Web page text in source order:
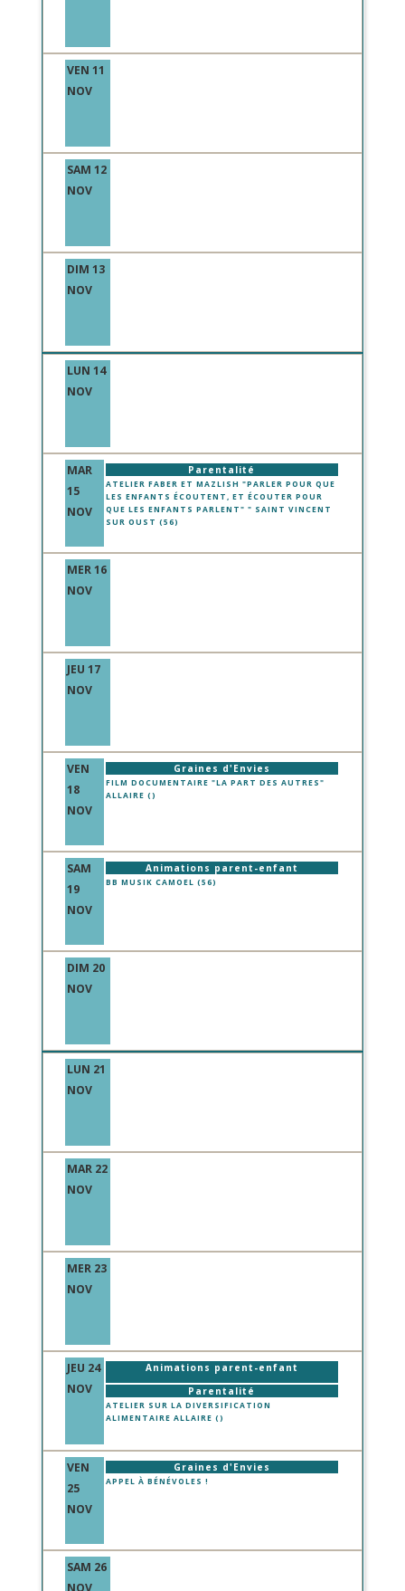
VEN 11
NOV
SAM 12
NOV
DIM 13
NOV
LUN 14
NOV
MAR
15
NOV
Parentalité
ATELIER FABER ET MAZLISH "PARLER POUR QUE
LES ENFANTS ÉCOUTENT, ET ÉCOUTER POUR
QUE LES ENFANTS PARLENT" " SAINT VINCENT
SUR OUST (56)
MER 16
NOV
JEU 17
NOV
VEN
18
NOV
Graines d'Envies
FILM DOCUMENTAIRE "LA PART DES AUTRES"
ALLAIRE ()
SAM
19
NOV
Animations parent-enfant
BB MUSIK CAMOEL (56)
DIM 20
NOV
LUN 21
NOV
MAR 22
NOV
MER 23
NOV
JEU 24
NOV
Animations parent-enfant
Parentalité
ATELIER SUR LA DIVERSIFICATION
ALIMENTAIRE ALLAIRE ()
VEN
25
NOV
Graines d'Envies
APPEL À BÉNÉVOLES !
SAM 26
NOV